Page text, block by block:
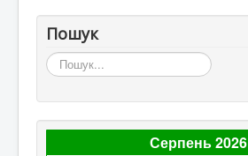
Пошук
Пошук...
Серпень 2026